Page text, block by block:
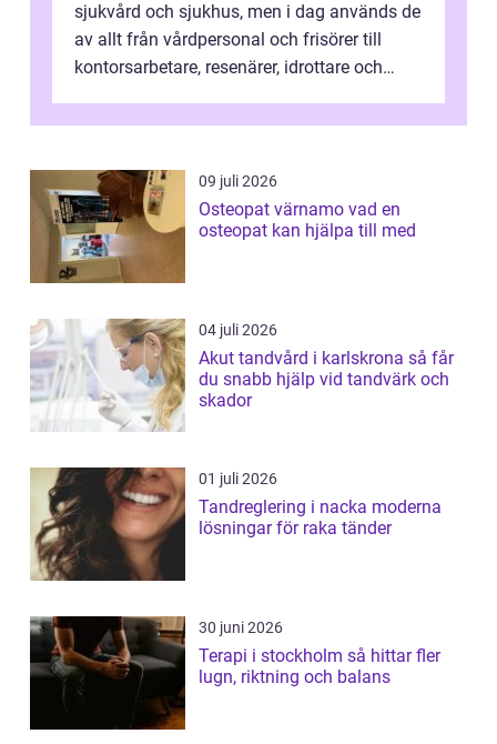
sjukvård och sjukhus, men i dag används de
av allt från vårdpersonal och frisörer till
kontorsarbetare, resenärer, idrottare och
09 juli 2026
Osteopat värnamo vad en
osteopat kan hjälpa till med
04 juli 2026
Akut tandvård i karlskrona så får
du snabb hjälp vid tandvärk och
skador
01 juli 2026
Tandreglering i nacka moderna
lösningar för raka tänder
30 juni 2026
Terapi i stockholm så hittar fler
lugn, riktning och balans